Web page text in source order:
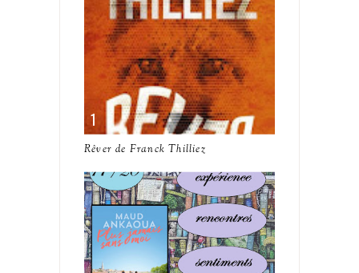
Rêver de Franck Thilliez